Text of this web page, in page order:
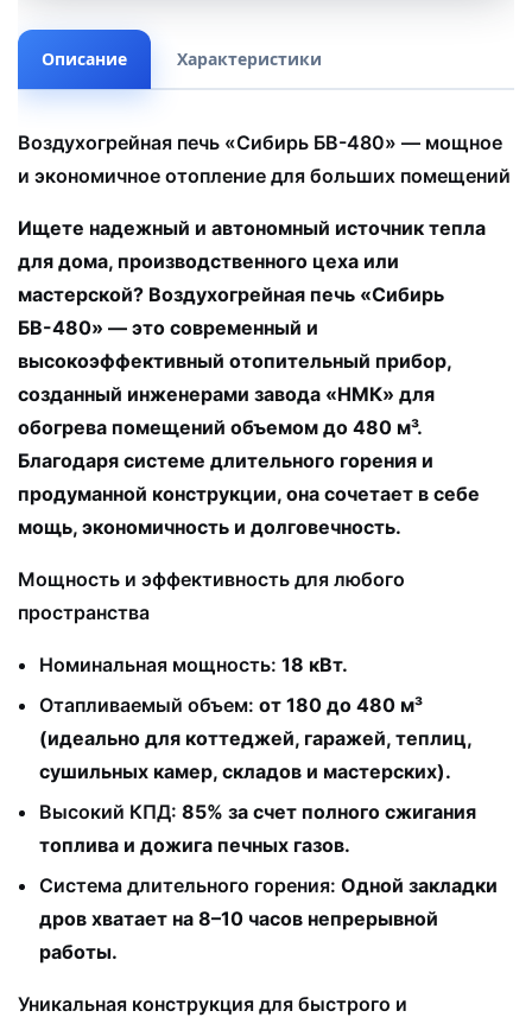
Описание Характеристики
Воздухогрейная печь «Сибирь БВ-480» — мощное
и экономичное отопление для больших помещений
Ищете надежный и автономный источник тепла
для дома, производственного цеха или
мастерской? Воздухогрейная печь «Сибирь
БВ-480» — это современный и
высокоэффективный отопительный прибор,
созданный инженерами завода «НМК» для
обогрева помещений объемом до 480 м³.
Благодаря системе длительного горения и
продуманной конструкции, она сочетает в себе
мощь, экономичность и долговечность.
Мощность и эффективность для любого
пространства
Номинальная мощность: 18 кВт.
Отапливаемый объем: от 180 до 480 м³
(идеально для коттеджей, гаражей, теплиц,
сушильных камер, складов и мастерских).
Высокий КПД: 85% за счет полного сжигания
топлива и дожига печных газов.
Система длительного горения: Одной закладки
дров хватает на 8–10 часов непрерывной
работы.
Уникальная конструкция для быстрого и